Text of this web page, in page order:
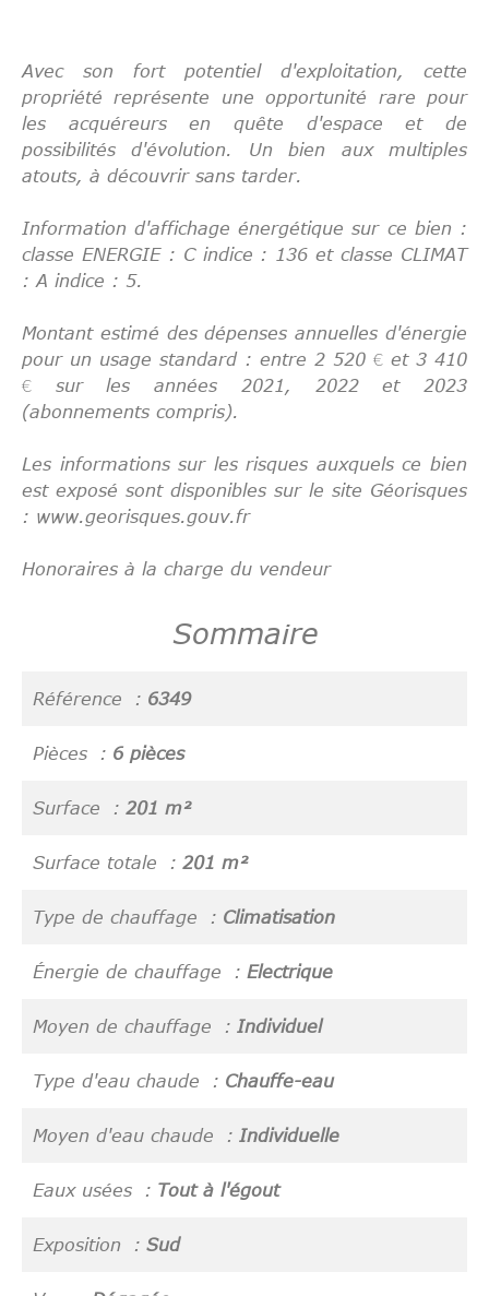
Avec son fort potentiel d'exploitation, cette
propriété représente une opportunité rare pour
les acquéreurs en quête d'espace et de
possibilités d'évolution. Un bien aux multiples
atouts, à découvrir sans tarder.
Information d'affichage énergétique sur ce bien :
classe ENERGIE : C indice : 136 et classe CLIMAT
: A indice : 5.
Montant estimé des dépenses annuelles d'énergie
pour un usage standard : entre 2 520 € et 3 410
€ sur les années 2021, 2022 et 2023
(abonnements compris).
Les informations sur les risques auxquels ce bien
est exposé sont disponibles sur le site Géorisques
: www.georisques.gouv.fr
Honoraires à la charge du vendeur
Sommaire
Référence 6349
Pièces 6 pièces
Surface 201 m²
Surface totale 201 m²
Type de chauffage Climatisation
Énergie de chauffage Electrique
Moyen de chauffage Individuel
Type d'eau chaude Chauffe-eau
Moyen d'eau chaude Individuelle
Eaux usées Tout à l'égout
Exposition Sud